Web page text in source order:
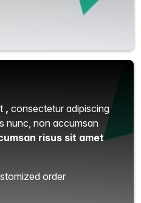
, consectetur adipiscing
nunc, non accumsan
risus sit amet
order